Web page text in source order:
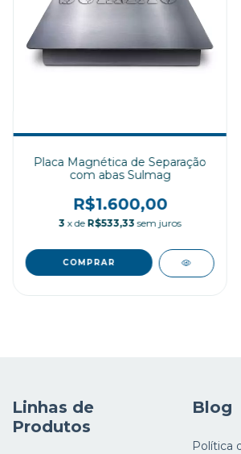
Placa Magnética de Separação
com abas Sulmag
R$1.600,00
3 x de R$533,33 sem juros
Linhas de
Produtos
Blog
Política